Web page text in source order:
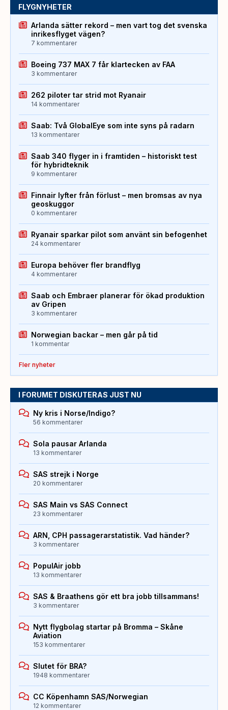
FLYGNYHETER
Arlanda sätter rekord – men vart tog det svenska
inrikesflyget vägen?
7 kommentarer
Boeing 737 MAX 7 får klartecken av FAA
3 kommentarer
262 piloter tar strid mot Ryanair
14 kommentarer
Saab: Två GlobalEye som inte syns på radarn
13 kommentarer
Saab 340 flyger in i framtiden – historiskt test
för hybridteknik
9 kommentarer
Finnair lyfter från förlust – men bromsas av nya
geoskuggor
0 kommentarer
Ryanair sparkar pilot som använt sin befogenhet
24 kommentarer
Europa behöver fler brandflyg
4 kommentarer
Saab och Embraer planerar för ökad produktion
av Gripen
3 kommentarer
Norwegian backar – men går på tid
1 kommentar
Fler nyheter
I FORUMET DISKUTERAS JUST NU
Ny kris i Norse/Indigo?
56 kommentarer
Sola pausar Arlanda
13 kommentarer
SAS strejk i Norge
20 kommentarer
SAS Main vs SAS Connect
23 kommentarer
ARN, CPH passagerarstatistik. Vad händer?
3 kommentarer
PopulAir jobb
13 kommentarer
SAS & Braathens gör ett bra jobb tillsammans!
3 kommentarer
Nytt flygbolag startar på Bromma – Skåne
Aviation
153 kommentarer
Slutet för BRA?
1948 kommentarer
CC Köpenhamn SAS/Norwegian
12 kommentarer